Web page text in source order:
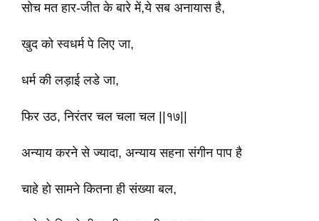
सोच मत हार-जीत के बारे में,ये सब अनायास है,
खुद को स्वधर्म पे लिए जा,
धर्म की लड़ाई लडे जा,
फिर उठ, निरंतर चल चला चल ||१७||
अन्याय करने से ज्यादा, अन्याय सहना संगीन पाप है
चाहे हो सामने कितना ही संख्या बल,